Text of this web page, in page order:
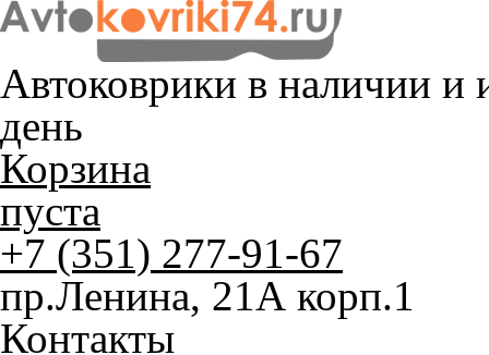
Автоковрики в наличии и
день
Корзина
пуста
+7 (351) 277-91-67
пр.Ленина, 21А корп.1
Контакты